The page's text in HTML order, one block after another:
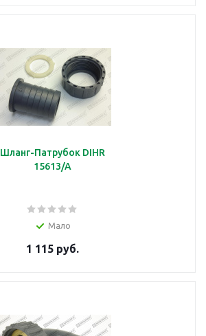
Шланг-Патрубок DIHR
15613/A
Мало
1 115 руб.